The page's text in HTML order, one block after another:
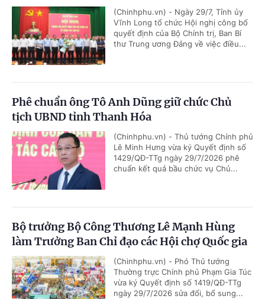
(Chinhphu.vn) - Ngày 29/7, Tỉnh ủy
Vĩnh Long tổ chức Hội nghị công bố
quyết định của Bộ Chính trị, Ban Bí
thư Trung ương Đảng về việc điều...
Phê chuẩn ông Tô Anh Dũng giữ chức Chủ
tịch UBND tỉnh Thanh Hóa
(Chinhphu.vn) - Thủ tướng Chính phủ
Lê Minh Hưng vừa ký Quyết định số
1429/QĐ-TTg ngày 29/7/2026 phê
chuẩn kết quả bầu chức vụ Chủ...
Bộ trưởng Bộ Công Thương Lê Mạnh Hùng
làm Trưởng Ban Chỉ đạo các Hội chợ Quốc gia
(Chinhphu.vn) - Phó Thủ tướng
Thường trực Chính phủ Phạm Gia Túc
vừa ký Quyết định số 1419/QĐ-TTg
ngày 29/7/2026 sửa đổi, bổ sung...